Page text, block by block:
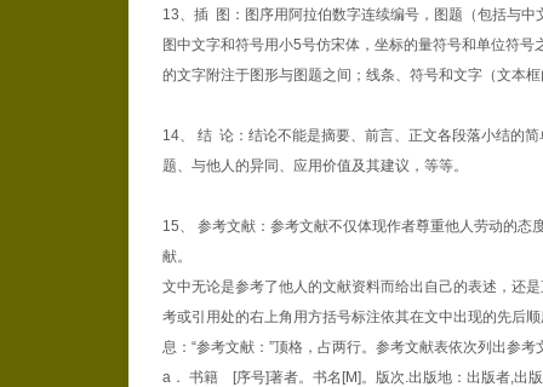
13、插 图：图序用阿拉伯数字连续编号，图题（包括与
图中文字和符号用小5号仿宋体，坐标的量符号和单位符
的文字附注于图形与图题之间；线条、符号和文字（文本
14、 结 论：结论不能是摘要、前言、正文各段落小结的
题、与他人的异同、应用价值及其建议，等等。
15、 参考文献：参考文献不仅体现作者尊重他人劳动的
献。
文中无论是参考了他人的文献资料而给出自己的表述，还
考或引用处的右上角用方括号标注依其在文中出现的先后
息：“参考文献：”顶格，占两行。参考文献表依次列出参
a． 书籍 [序号]著者。书名[M]。版次.出版地：出版者,出